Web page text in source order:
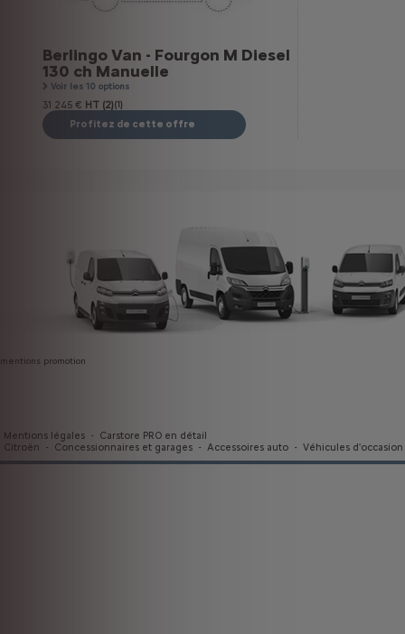
Berlingo Van - Fourgon M Diesel
130 ch Manuelle
Voir les 10 options
31 245 € HT (2)(1)
Profitez de cette offre
mentions promotion
Mentions légales -
Carstore PRO en détail
Citroën
- Concessionnaires et garages - Accessoires auto - Véhicules d'occasion